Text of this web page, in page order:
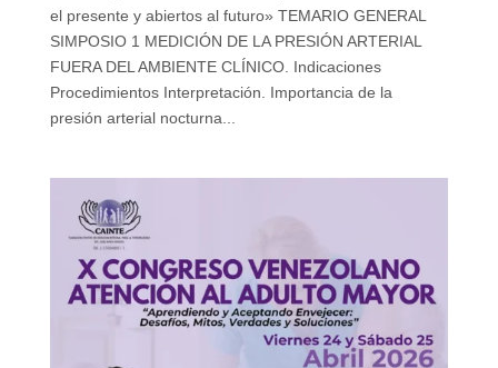
el presente y abiertos al futuro» TEMARIO GENERAL
SIMPOSIO 1 MEDICIÓN DE LA PRESIÓN ARTERIAL
FUERA DEL AMBIENTE CLÍNICO. Indicaciones
Procedimientos Interpretación. Importancia de la
presión arterial nocturna...